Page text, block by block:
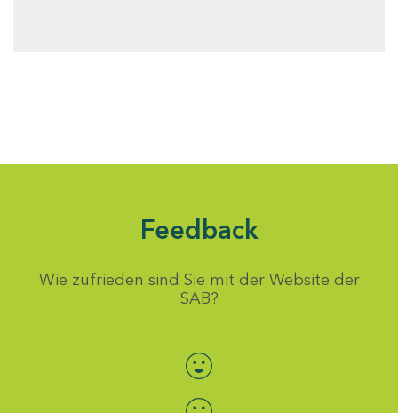
Feedback
Wie zufrieden sind Sie mit der Website der
SAB?
Bewertung auswählen